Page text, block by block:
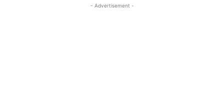
- Advertisement -